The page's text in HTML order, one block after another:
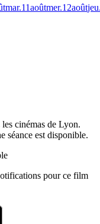
mar.11aoûtmer.12août
cinémas de Lyon.
séance est disponible.
pour ce film